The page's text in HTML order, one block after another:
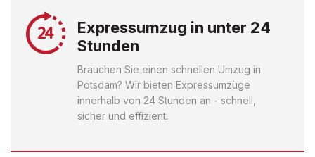
Expressumzug in unter 24
Stunden
Brauchen Sie einen schnellen Umzug in
Potsdam? Wir bieten Expressumzüge
innerhalb von 24 Stunden an - schnell,
sicher und effizient.